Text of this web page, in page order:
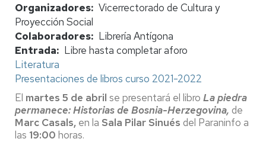
Organizadores Vicerrectorado de Cultura y
Proyección Social
Colaboradores
Librería Antígona
Entrada
Libre hasta completar aforo
Literatura
Presentaciones de libros curso 2021-2022
El martes 5 de abril se presentará el libro La piedra
permanece: Historias de Bosnia-Herzegovina, de
Marc Casals, en la Sala Pilar Sinués del Paraninfo a
las 19:00 horas.